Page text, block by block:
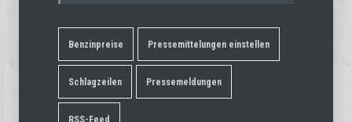
Benzinpreise Pressemittelungen einstellen
Schlagzeilen Pressemeldungen
RSS-Feed